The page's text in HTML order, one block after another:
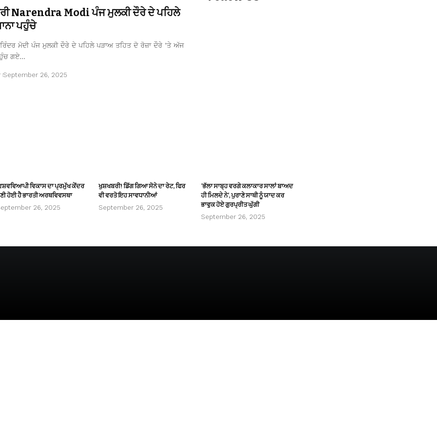
Narendra Modi ਪੰਜ ਮੁਲਕੀ ਦੌਰੇ ਦੇ ਪਹਿਲੇ
ਪਹੁੰਚੇ
ਮੋਦੀ ਪੰਜ ਮੁਲਕੀ ਦੌਰੇ ਦੇ ਪਹਿਲੇ ਪੜਾਅ ਤਹਿਤ ਦੋ ਰੋਜ਼ਾ ਦੌਰੇ ’ਤੇ ਅੱਜ
ਗਏ…
September 26, 2025
ਵਿਕਾਸ ਦਾ ਪ੍ਰਮੁੱਖ ਕੇਂਦਰ
ਹੋਈ ਹੈ ਭਾਰਤੀ ਅਰਥਵਿਵਸਥਾ
26, 2025
ਖੁਸ਼ਖਬਰੀ! ਡਿੱਗ ਗਿਆ ਸੋਨੇ ਦਾ ਰੇਟ, ਫਿਰ
ਵੀ ਵਰਤੋ ਇਹ ਸਾਵਧਾਨੀਆਂ
September 26, 2025
‘ਭੱਲਾ ਸਾਬ੍ਹ ਵਰਗੇ ਕਲਾਕਾਰ ਸਾਲਾਂ ਬਾਅਦ
ਹੀ ਮਿਲਦੇ ਨੇ’, ਪੁਰਾਣੇ ਸਾਥੀ ਨੂੰ ਯਾਦ ਕਰ
ਭਾਵੁਕ ਹੋਏ ਗੁਰਪ੍ਰੀਤ ਘੁੱਗੀ
September 26, 2025